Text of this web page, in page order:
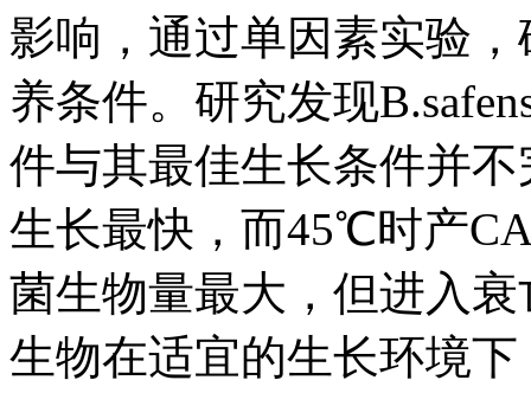
影响，通过单因素实验
养条件。研究发现
件与其最佳生长条件并
生长最快，而45℃时产
菌生物量最大，但进入
生物在适宜的生长环境